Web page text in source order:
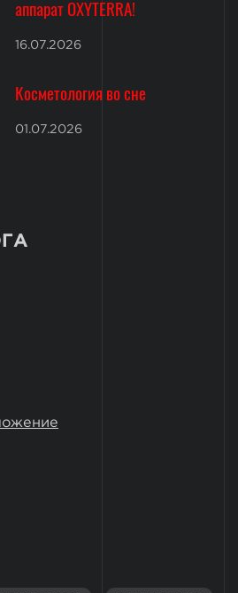
аппарат OXYTERRA!
16.07.2026
Косметология во сне
01.07.2026